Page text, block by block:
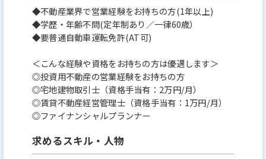
◆不動産業界で営業経験をお持ちの方(1年以上)
◆学歴・年齢不問(定年制あり／一律60歳）
◆要普通自動車運転免許(AT可)
＜こんな経験や資格をお持ちの方は優遇します＞
◎投資用不動産の営業経験をお持ちの方
◎宅地建物取引士（資格手当有：2万円/月）
◎賃貸不動産経営管理士（資格手当有：1万円/月）
◎ファイナンシャルプランナー
求めるスキル・人物